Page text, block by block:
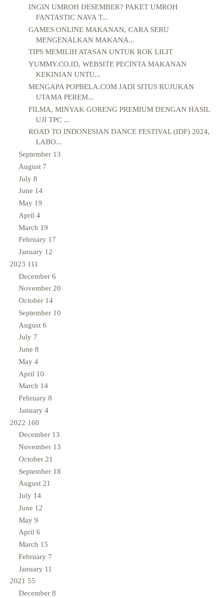
INGIN UMROH DESEMBER? PAKET UMROH
FANTASTIC NAVA T...
GAMES ONLINE MAKANAN, CARA SERU
MENGENALKAN MAKANA...
TIPS MEMILIH ATASAN UNTUK ROK LILIT
YUMMY.CO.ID, WEBSITE PECINTA MAKANAN
KEKINIAN UNTU...
MENGAPA POPBELA.COM JADI SITUS RUJUKAN
UTAMA PEREM...
FILMA, MINYAK GORENG PREMIUM DENGAN HASIL
UJI TPC ...
ROAD TO INDONESIAN DANCE FESTIVAL (IDF) 2024,
LABO...
September 13
August 7
July 8
June 14
May 19
April 4
March 19
February 17
January 12
2023 111
December 6
November 20
October 14
September 10
August 6
July 7
June 8
May 4
April 10
March 14
February 8
January 4
2022 160
December 13
November 13
October 21
September 18
August 21
July 14
June 12
May 9
April 6
March 15
February 7
January 11
2021 55
December 8